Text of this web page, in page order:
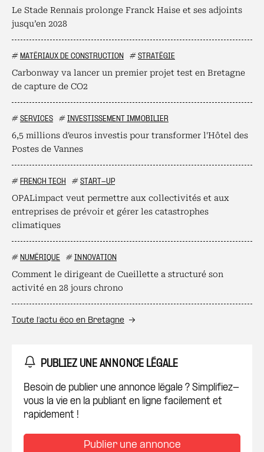
Le Stade Rennais prolonge Franck Haise et ses adjoints
jusqu’en 2028
# MATÉRIAUX DE CONSTRUCTION # STRATÉGIE
Carbonway va lancer un premier projet test en Bretagne
de capture de CO2
# SERVICES # INVESTISSEMENT IMMOBILIER
6,5 millions d'euros investis pour transformer l'Hôtel des
Postes de Vannes
# FRENCH TECH # START-UP
OPALimpact veut permettre aux collectivités et aux
entreprises de prévoir et gérer les catastrophes
climatiques
# NUMÉRIQUE # INNOVATION
Comment le dirigeant de Cueillette a structuré son
activité en 28 jours chrono
Toute l’actu éco en Bretagne
PUBLIEZ UNE ANNONCE LÉGALE
Besoin de publier une annonce légale ? Simplifiez-
vous la vie en la publiant en ligne facilement et
rapidement !
Publier une annonce